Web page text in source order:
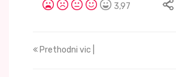
3,97
Prethodni vic |